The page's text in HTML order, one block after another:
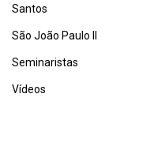
Santos
São João Paulo II
Seminaristas
Vídeos